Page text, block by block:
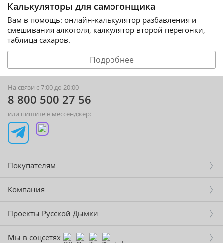
Калькуляторы для самогонщика
Вам в помощь: онлайн-калькулятор разбавления и
смешивания алкоголя, калкулятор второй перегонки,
таблица сахаров.
Подробнее
На связи с 7:00 до 20:00
8 800 500 27 56
или пишите в мессенджер:
Покупателям
Компания
Проекты Русской Дымки
Мы в соцсетях